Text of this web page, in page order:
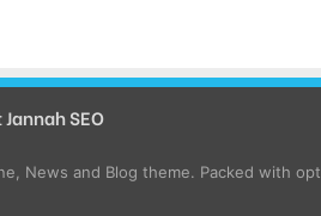
SEO
News and Blog theme. Packed with